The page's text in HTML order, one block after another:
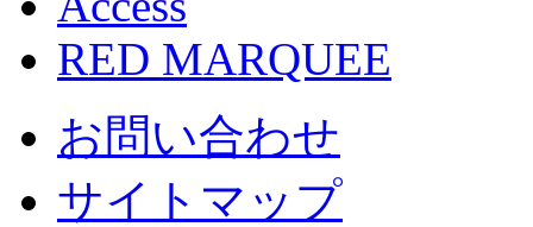
RED MARQUEE
お問い合わせ
サイトマップ